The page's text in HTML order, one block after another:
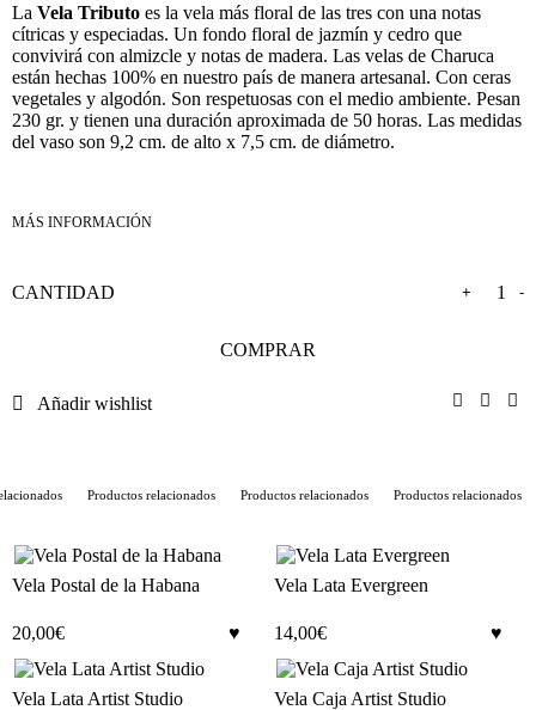
La Vela Tributo es la vela más floral de las tres con una notas
cítricas y especiadas. Un fondo floral de jazmín y cedro que
convivirá con almizcle y notas de madera. Las velas de Charuca
están hechas 100% en nuestro país de manera artesanal. Con ceras
vegetales y algodón. Son respetuosas con el medio ambiente. Pesan
230 gr. y tienen una duración aproximada de 50 horas. Las medidas
del vaso son 9,2 cm. de alto x 7,5 cm. de diámetro.
-
+
COMPRAR
Añadir wishlist
Productos relacionados Productos relacionados Productos relacionados
Vela Postal de la Habana
20,00€
Vela Lata Evergreen
14,00€
Vela Lata Artist Studio Vela Caja Artist Studio